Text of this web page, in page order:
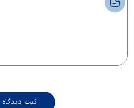
ثبت دیدگاه